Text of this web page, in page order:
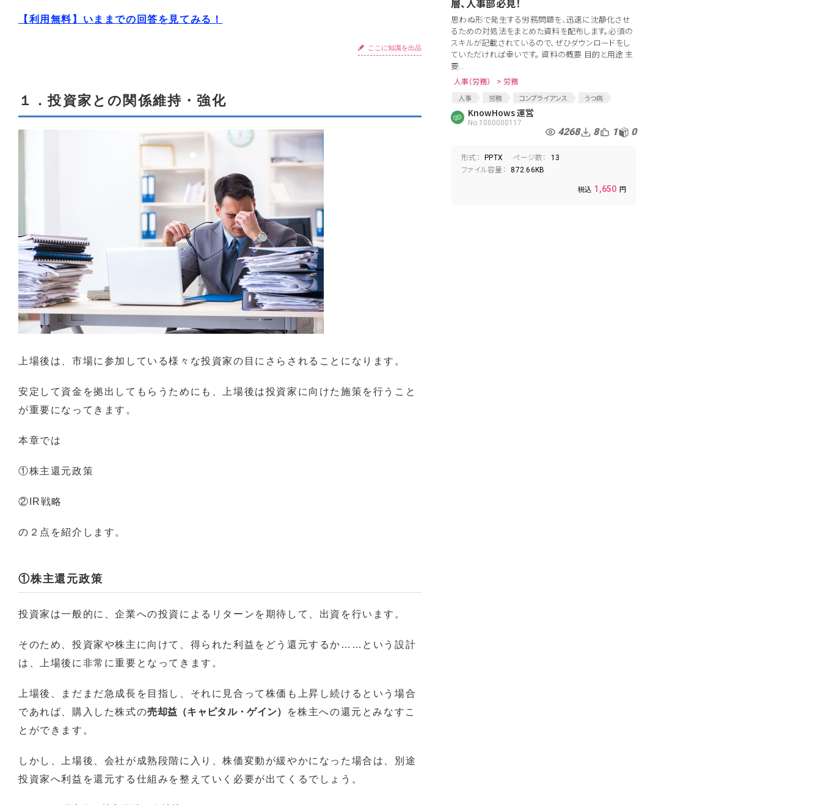
【利用無料】いままでの回答を見てみる！
ここに知識を出品
１．投資家との関係維持・強化
上場後は、市場に参加している様々な投資家の目にさらされることになります。
安定して資金を拠出してもらうためにも、上場後は投資家に向けた施策を行うこと
が重要になってきます。
本章では
①株主還元政策
②IR戦略
の２点を紹介します。
①株主還元政策
投資家は一般的に、企業への投資によるリターンを期待して、出資を行います。
そのため、投資家や株主に向けて、得られた利益をどう還元するか……という設計
は、上場後に非常に重要となってきます。
上場後、まだまだ急成長を目指し、それに見合って株価も上昇し続けるという場合
であれば、購入した株式の売却益（キャピタル・ゲイン）
を株主への還元とみなすこ
とができます。
しかし、上場後、会社が成熟段階に入り、株価変動が緩やかになった場合は、別途
投資家へ利益を還元する仕組みを整えていく必要が出てくるでしょう。
層、人事部必見！
思わぬ形で発生する労務問題を、迅速に沈静化させ
るための対処法をまとめた資料を配布します。必須の
スキルが記載されているので、ぜひダウンロードをし
ていただければ幸いです。 資料の概要 目的と用途 主
要...
人事（労務） > 労務
人事 労務 コンプライアンス
うつ病
トラブル
係争 解雇
KnowHows 運営
No.1000000117
4268 8 1 0
形式： PPTX ページ数： 13
ファイル容量： 872.66KB
1,650